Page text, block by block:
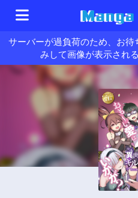
サーバーが過負荷のため、お
みして画像が表示され